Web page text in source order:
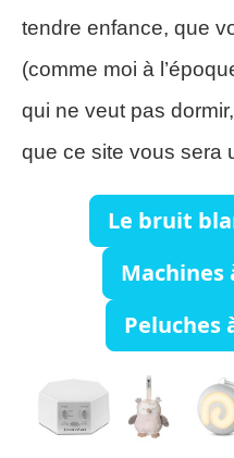
tendre enfance, que
(comme moi à
qui ne veut pas
que ce site vous sera
Le bruit
Peluches